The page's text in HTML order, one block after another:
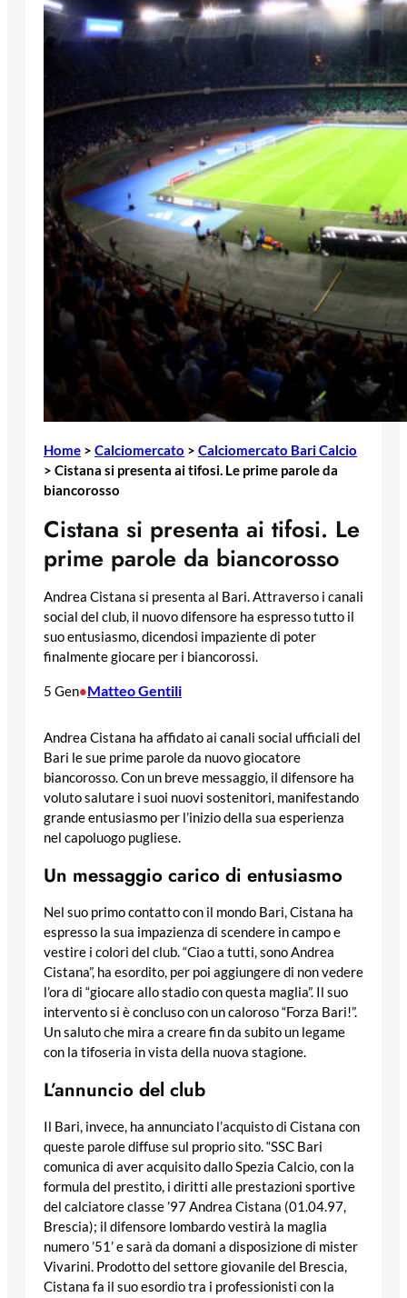
Home > Calciomercato > Calciomercato Bari Calcio
> Cistana si presenta ai tifosi. Le prime parole da
biancorosso
Cistana si presenta ai tifosi. Le
prime parole da biancorosso
Andrea Cistana si presenta al Bari. Attraverso i canali
social del club, il nuovo difensore ha espresso tutto il
suo entusiasmo, dicendosi impaziente di poter
finalmente giocare per i biancorossi.
5 Gen•Matteo Gentili
Andrea Cistana ha affidato ai canali social ufficiali del
Bari le sue prime parole da nuovo giocatore
biancorosso. Con un breve messaggio, il difensore ha
voluto salutare i suoi nuovi sostenitori, manifestando
grande entusiasmo per l’inizio della sua esperienza
nel capoluogo pugliese.
Un messaggio carico di entusiasmo
Nel suo primo contatto con il mondo Bari, Cistana ha
espresso la sua impazienza di scendere in campo e
vestire i colori del club. “Ciao a tutti, sono Andrea
Cistana”, ha esordito, per poi aggiungere di non vedere
l’ora di “giocare allo stadio con questa maglia”. Il suo
intervento si è concluso con un caloroso “Forza Bari!”.
Un saluto che mira a creare fin da subito un legame
con la tifoseria in vista della nuova stagione.
L’annuncio del club
Il Bari, invece, ha annunciato l’acquisto di Cistana con
queste parole diffuse sul proprio sito. “SSC Bari
comunica di aver acquisito dallo Spezia Calcio, con la
formula del prestito, i diritti alle prestazioni sportive
del calciatore classe ’97 Andrea Cistana (01.04.97,
Brescia); il difensore lombardo vestirà la maglia
numero ’51’ e sarà da domani a disposizione di mister
Vivarini. Prodotto del settore giovanile del Brescia,
Cistana fa il suo esordio tra i professionisti con la